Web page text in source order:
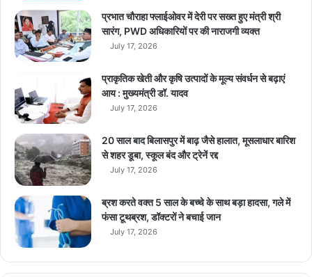
हो
स
क
प्रभात चौराहा फ्लाईओवर में देरी पर सख्त हुए मंत्री श्री
सारंग, PWD अधिकारियों पर की नाराजगी व्यक्त
July 17, 2026
प्राकृतिक खेती और कृषि उत्पादों के मूल्य संवर्धन से बढ़ाएं
आय : मुख्यमंत्री डॉ. यादव
July 17, 2026
20 साल बाद बिलासपुर में बाढ़ जैसे हालात, मूसलाधार बारिश
से शहर डूबा, स्कूल बंद और ट्रेनें रद्द
July 17, 2026
ब्रश करते वक्त 5 साल के बच्चे के साथ बड़ा हादसा, गले में
फंसा टूथब्रश, डॉक्टरों ने बचाई जान
July 17, 2026